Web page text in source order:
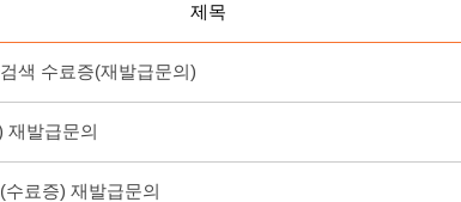
제목
색 수료증(재발급문의)
재발급문의
수료증) 재발급문의